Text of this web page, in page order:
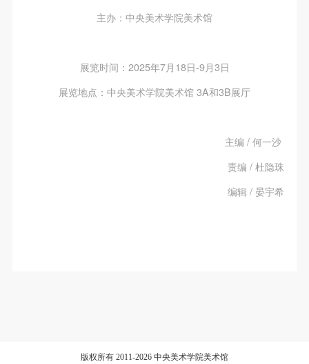
主办：中央美术学院美术馆
展览时间：2025年7月18日-9月3日
展览地点：中央美术学院美术馆 3A和3B展厅
主编 / 何一沙
责编 / 杜隐珠
编辑 / 晏宇希
版权所有 2011-2026 中央美术学院美术馆